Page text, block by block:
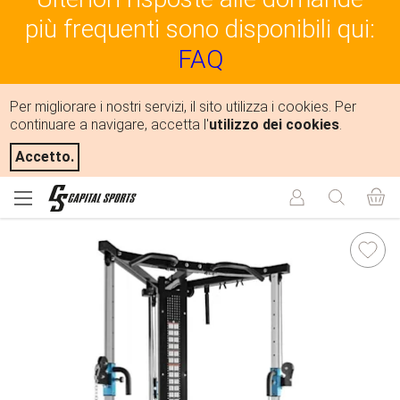
più frequenti sono disponibili qui:
FAQ
Per migliorare i nostri servizi, il sito utilizza i cookies. Per
continuare a navigare, accetta l'utilizzo dei cookies.
Accetto.